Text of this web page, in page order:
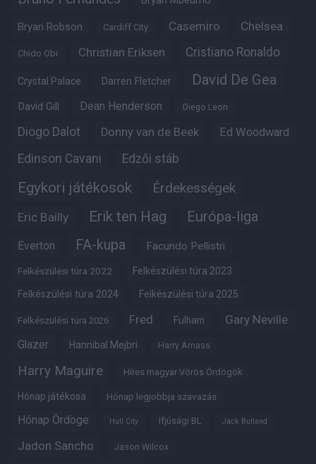
Bryan Robson Cardiff City Casemiro Chelsea
Chido Obi Christian Eriksen Cristiano Ronaldo
Crystal Palace Darren Fletcher David De Gea
David Gill Dean Henderson Diego Leon
Diogo Dalot Donny van de Beek Ed Woodward
Edinson Cavani Edzői stáb
Egykori játékosok Érdekességek
Eric Bailly Erik ten Hag Európa-liga
Everton FA-kupa Facundo Pellistri
Felkészülési túra 2022 Felkészülési túra 2023
Felkészülési túra 2024 Felkészülési túra 2025
Felkészülési túra 2026 Fred Fulham Gary Neville
Glazer Hannibal Mejbri Harry Amass
Harry Maguire Híres magyar Vörös Ördögök
Hónap játékosa Hónap legjobbja szavazás
Hónap Ördöge Hull City Ifjúsági BL Jack Butland
Jadon Sancho Jason Wilcox